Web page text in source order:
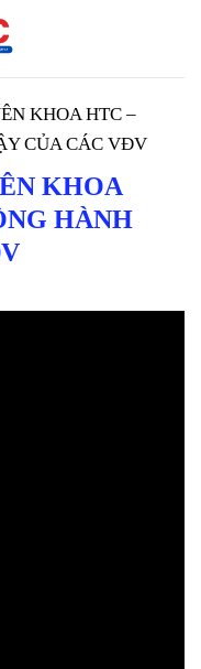
KHOA HTC –
CỦA CÁC VĐV
KHOA
HÀNH